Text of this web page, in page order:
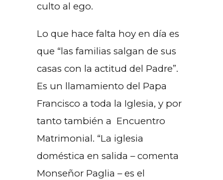
culto al ego.
Lo que hace falta hoy en día es
que “las familias salgan de sus
casas con la actitud del Padre”.
Es un llamamiento del Papa
Francisco a toda la Iglesia, y por
tanto también a Encuentro
Matrimonial. “La iglesia
doméstica en salida – comenta
Monseñor Paglia – es el